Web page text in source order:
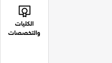
الكليات
والتخصصات